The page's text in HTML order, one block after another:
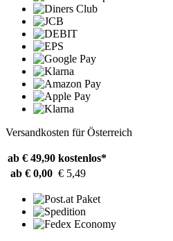
Versandkosten für Österreich
ab € 49,90 kostenlos*
ab € 0,00 € 5,49